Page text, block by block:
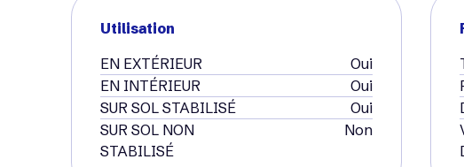
Utilisation
EN EXTÉRIEUR
Oui
EN INTÉRIEUR
Oui
SUR SOL STABILISÉ
Oui
SUR SOL NON
STABILISÉ
Non